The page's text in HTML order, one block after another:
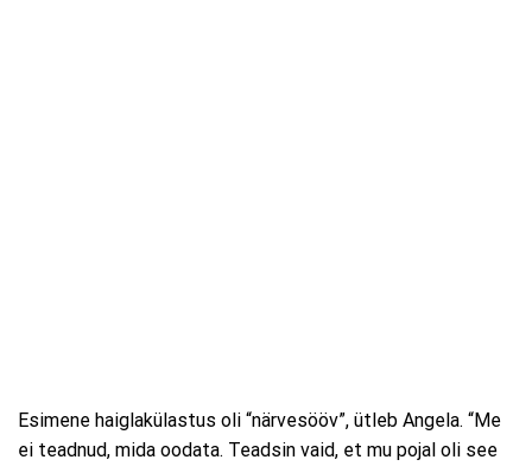
Esimene haiglakülastus oli “närvesööv”, ütleb Angela. “Me
ei teadnud, mida oodata. Teadsin vaid, et mu pojal oli see